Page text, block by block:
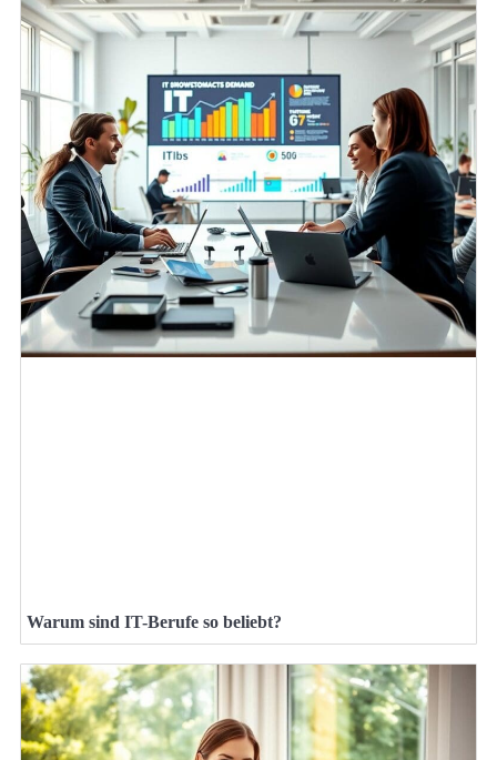
Warum sind IT-Berufe so beliebt?